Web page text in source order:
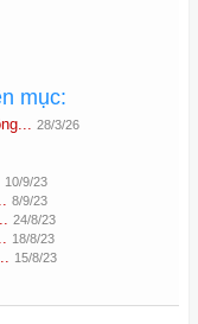
mục:
28/3/26
10/9/23
8/9/23
24/8/23
18/8/23
15/8/23